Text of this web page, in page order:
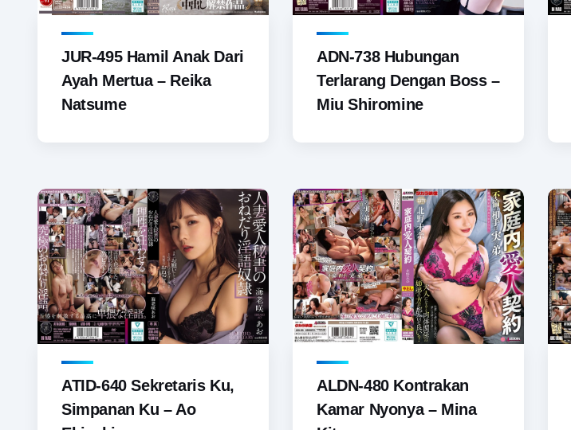
JUR-495 Hamil Anak Dari
Ayah Mertua – Reika
Natsume
ADN-738 Hubungan
Terlarang Dengan Boss –
Miu Shiromine
ATID-640 Sekretaris Ku,
Simpanan Ku – Ao
ALDN-480 Kontrakan
Kamar Nyonya – Mina